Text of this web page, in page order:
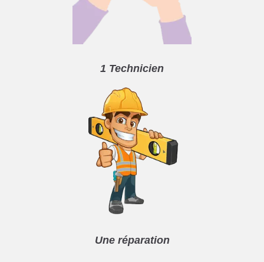
1 Technicien
Une réparation